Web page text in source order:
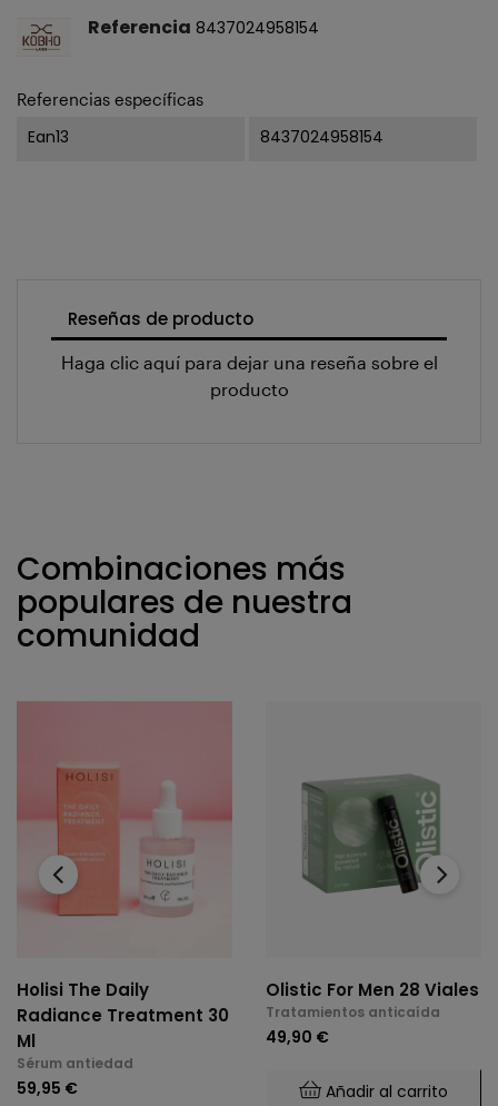
Referencia 8437024958154
Referencias específicas
Ean13 8437024958154
Reseñas de producto
Haga clic aquí para dejar una reseña sobre el
producto
Combinaciones más
populares de nuestra
comunidad
Holisi The Daily
Radiance Treatment 30
Ml
Sérum antiedad
59,95 €
Olistic For Men 28 Viales
Tratamientos anticaída
49,90 €
Añadir al carrito
‹ ›